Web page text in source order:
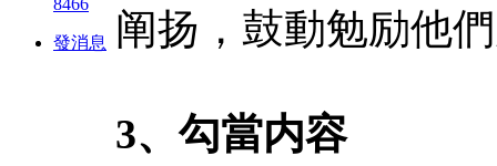
發消息
阐扬，鼓動勉励他
3、勾當内容